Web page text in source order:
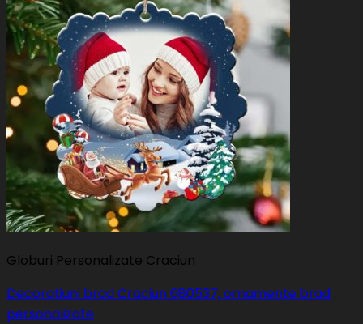
Globuri Personalizate Craciun
Decoratiuni brad Craciun 680537, ornamente brad
personalizate